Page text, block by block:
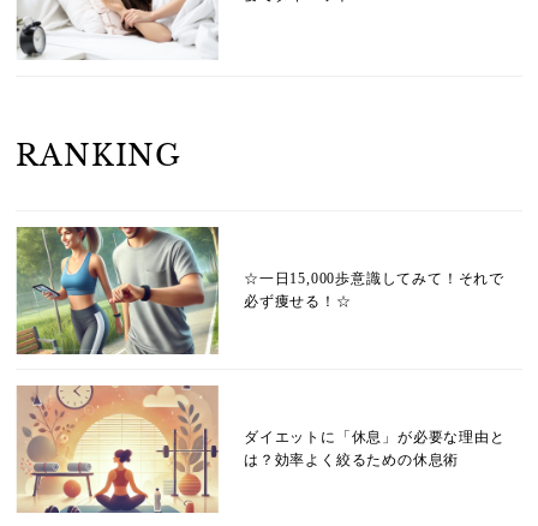
RANKING
☆一日15,000歩意識してみて！それで
必ず痩せる！☆
ダイエットに「休息」が必要な理由と
は？効率よく絞るための休息術